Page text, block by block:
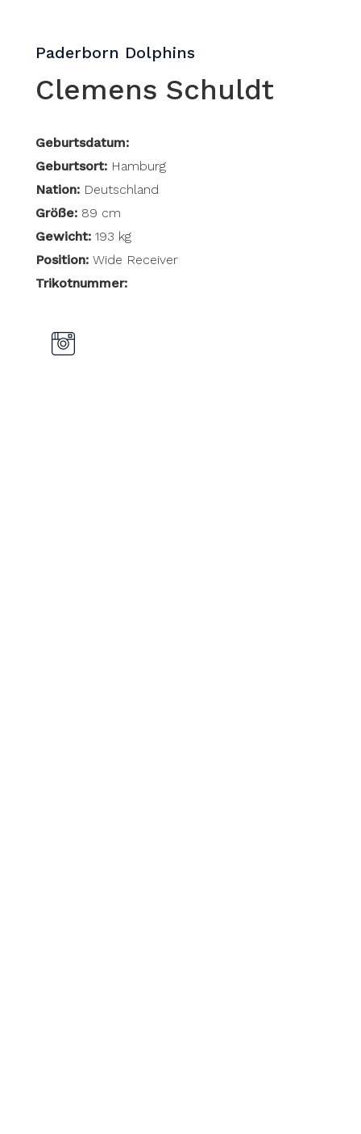
Paderborn Dolphins
Clemens Schuldt
Geburtsdatum:
Geburtsort: Hamburg
Nation:Deutschland
Größe:89 cm
Gewicht:193 kg
Position: Wide Receiver
Trikotnummer: